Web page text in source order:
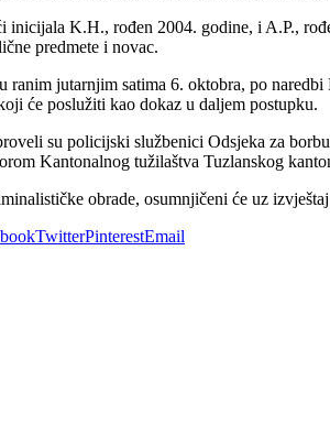
inicijala K.H., rođen 2004. godine, i A.P.,
predmete i novac.
ranim jutarnjim satima 6. oktobra, po
će poslužiti kao dokaz u daljem postupku.
su policijski službenici Odsjeka za
Kantonalnog tužilaštva Tuzlanskog
obrade, osumnjičeni će uz
TwitterPinterestEmail